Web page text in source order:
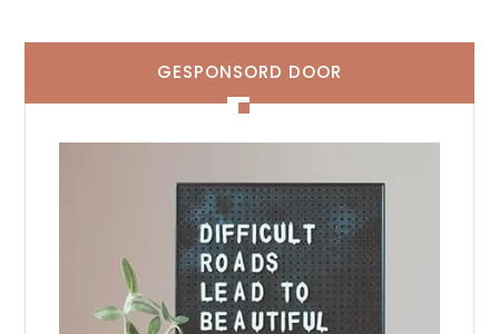
GESPONSORD DOOR